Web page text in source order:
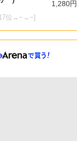
位→−→−]
1,280円